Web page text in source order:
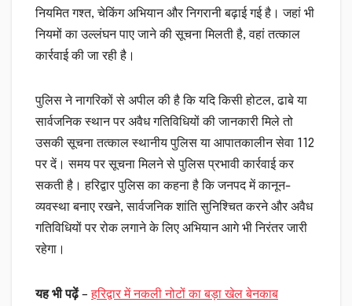
नियमित गश्त, चेकिंग अभियान और निगरानी बढ़ाई गई है। जहां भी
नियमों का उल्लंघन पाए जाने की सूचना मिलती है, वहां तत्काल
कार्रवाई की जा रही है।
पुलिस ने नागरिकों से अपील की है कि यदि किसी होटल, ढाबे या
सार्वजनिक स्थान पर अवैध गतिविधियों की जानकारी मिले तो
उसकी सूचना तत्काल स्थानीय पुलिस या आपातकालीन सेवा 112
पर दें। समय पर सूचना मिलने से पुलिस प्रभावी कार्रवाई कर
सकती है। हरिद्वार पुलिस का कहना है कि जनपद में कानून-
व्यवस्था बनाए रखने, सार्वजनिक शांति सुनिश्चित करने और अवैध
गतिविधियों पर रोक लगाने के लिए अभियान आगे भी निरंतर जारी
रहेगा।
यह भी पढ़ें–हरिद्वार में नकली नोटों का बड़ा खेल बेनकाब